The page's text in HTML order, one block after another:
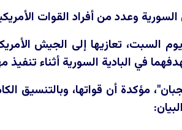
وعدد من أفراد القوات
السبت، تعازيها إلى الجيش
في البادية السورية أثناء تنفيذ
مؤكدة أن قواتها، وبالتنسيق